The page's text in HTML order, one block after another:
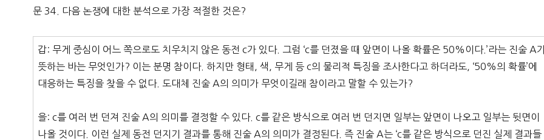
문 34. 다음 논쟁에 대한 분석으로 가장 적절한 것은?
갑: 무게 중심이 어느 쪽으로도 치우치지 않은 동전 c가 있다. 그럼 ‘c를 던졌을 때 앞면이 나올 확률은 50%이다.’라는 진술 A
뜻하는 바는 무엇인가? 이는 분명 참이다. 하지만 형태, 색, 무게 등 c의 물리적 특징을 조사한다고 하더라도, ‘50%의 확률’에
대응하는 특징을 찾을 수 없다. 도대체 진술 A의 의미가 무엇이길래 참이라고 말할 수 있는가?
을: c를 여러 번 던져 진술 A의 의미를 결정할 수 있다. c를 같은 방식으로 여러 번 던지면 일부는 앞면이 나오고 일부는 뒷면이
나올 것이다. 이런 실제 동전 던지기 결과를 통해 진술 A의 의미가 결정된다. 즉 진술 A는 ‘c를 같은 방식으로 던진 실제 결과들